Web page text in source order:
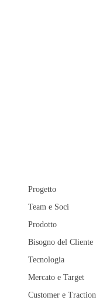
Progetto
Team e Soci
Prodotto
Bisogno del Cliente
Tecnologia
Mercato e Target
Customer e Traction